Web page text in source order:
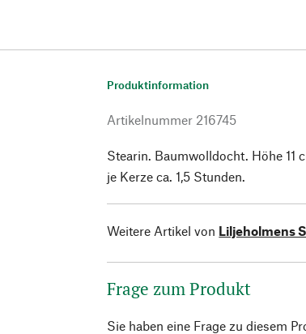
Produktinformation
Artikelnummer 216745
Stearin. Baumwolldocht. Höhe 11
je Kerze ca. 1,5 Stunden.
Weitere Artikel von Liljeholmens
Frage zum Produkt
Sie haben eine Frage zu diesem